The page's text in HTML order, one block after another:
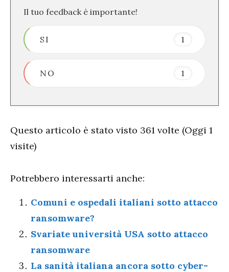
Il tuo feedback è importante!
SI 1
NO 1
Questo articolo è stato visto 361 volte (Oggi 1
visite)
Potrebbero interessarti anche:
Comuni e ospedali italiani sotto attacco
ransomware?
Svariate università USA sotto attacco
ransomware
La sanità italiana ancora sotto cyber-